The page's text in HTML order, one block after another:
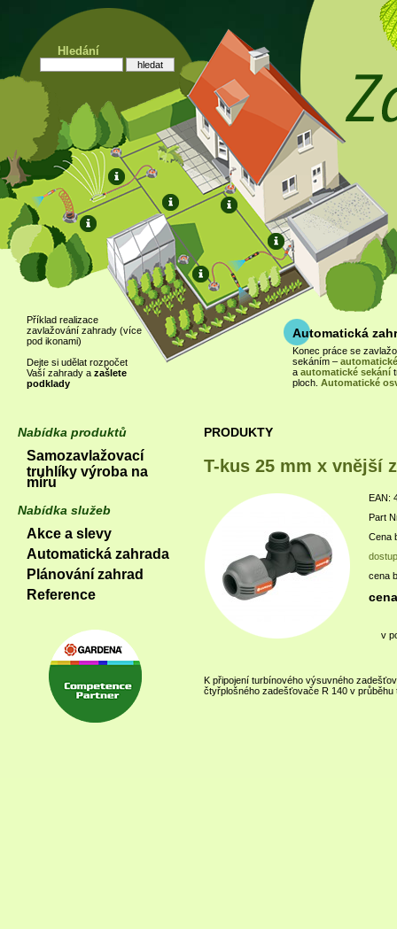
Hledání
Příklad realizace
zavlažování zahrady (více
pod ikonami)
Dejte si udělat rozpočet
Vaší zahrady a zašlete
podklady
Automatická
Konec práce se
sekáním –
a automatické sekání
ploch. Automatické
T-kus 25 mm x vnější
EAN:
Part
Cena
cena
v
K připojení turbínového výsuvného
čtyřplošného zadešťovače R 140 v průběhu
PRODUKTY
Nabídka produktů
Samozavlažovací
truhlíky výroba na
míru
Nabídka služeb
Akce a slevy
Automatická zahrada
Plánování zahrad
Reference